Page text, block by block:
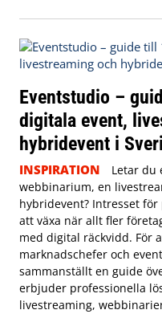
Eventstudio –
digitala event,
hybridevent i
INSPIRATION
Letar du
webbinarium, en
hybridevent? Intresset
att växa när allt fler
med digital räckvidd. För
marknadschefer och
sammanställt en guide
erbjuder professionella
livestreaming,